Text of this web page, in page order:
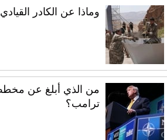
وماذا عن الكادر
من الذي أبلغ عن
ترامب؟